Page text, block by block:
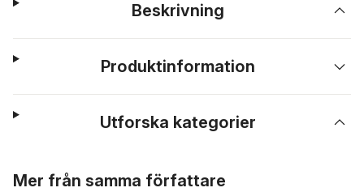
Beskrivning
Produktinformation
Utforska kategorier
Mer från samma författare